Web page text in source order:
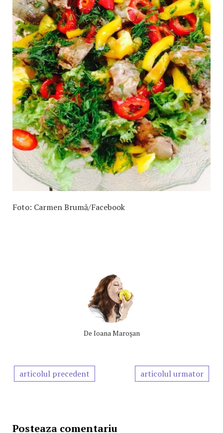
Foto: Carmen Brumă/Facebook
De Ioana Maroşan
articolul precedent articolul urmator
Posteaza comentariu